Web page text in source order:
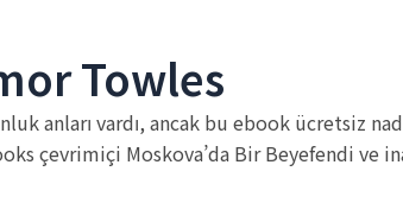
Towles
anları vardı, ancak bu ebook ücretsiz
Moskova’da Bir Beyefendi ve